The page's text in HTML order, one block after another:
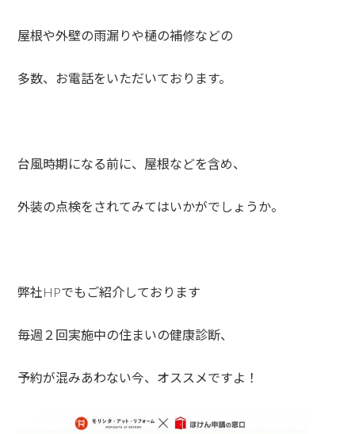
屋根や外壁の雨漏りや樋の補修などの
多数、お電話をいただいております。
台風時期になる前に、屋根などを含め、
外装の点検をされてみてはいかがでしょうか。
弊社HPでもご紹介しております
毎週２回実施中の住まいの健康診断、
予約が混みあわない今、オススメですよ！